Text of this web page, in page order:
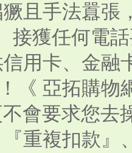
且手法囂張
接獲任何電
用卡、金融
《 亞拓購物
會要求您去
『重複扣款